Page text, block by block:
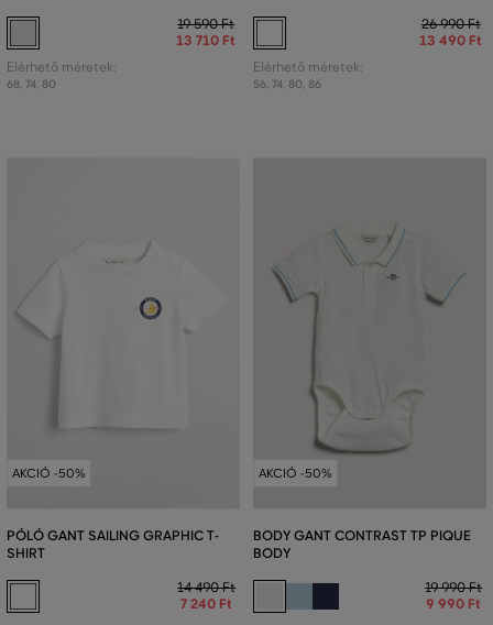
19 590 Ft
13 710 Ft
Elérhető méretek:
68, 74, 80
26 990 Ft
13 490 Ft
Elérhető méretek:
56, 74, 80, 86
AKCIÓ -50%
PÓLÓ GANT SAILING GRAPHIC T-
SHIRT
14 490 Ft
7 240 Ft
AKCIÓ -50%
BODY GANT CONTRAST TP PIQUE
BODY
19 990 Ft
9 990 Ft